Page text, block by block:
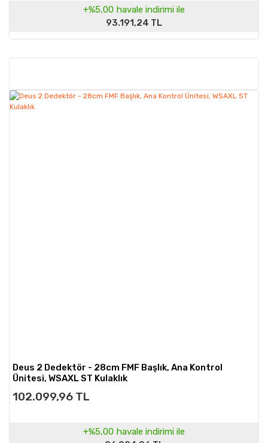
+%5,00 havale indirimi ile
93.191,24 TL
Deus 2 Dedektör - 28cm FMF Başlık, Ana Kontrol
Ünitesi, WSAXL ST Kulaklık
102.099,96 TL
+%5,00 havale indirimi ile